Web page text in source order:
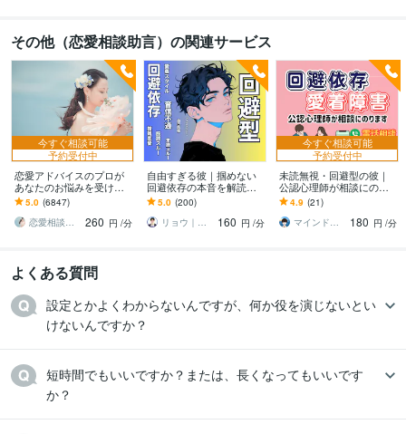
その他（恋愛相談助言）の関連サービス
今すぐ相談可能
予約受付中
恋愛アドバイスのプロが
あなたのお悩みを受け止
めます 2019年約1900件の
相談、あなたに最適なア
ドバイスします
5.0 (6847)
恋愛相談アドバイザー 艶子
260 円 /分
自由すぎる彼｜掴めない
回避依存の本音を解読し
ます 音信不通や既読・未
読スルー等｜謎行動の理
由を電話で解明✧
5.0 (200)
リョウ｜恋愛心理のエキスパート
160 円 /分
今すぐ相談可能
予約受付中
未読無視・回避型の彼｜
公認心理師が相談にのり
ます 音信不通や既読スル
ー。回避依存の彼の心理
がわかります
4.9 (21)
マインドレジリエンス
180 円 /分
よくある質問
設定とかよくわからないんですが、何か役を演じないとい
けないんですか？
短時間でもいいですか？または、長くなってもいいです
か？